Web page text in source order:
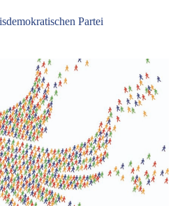
Partei